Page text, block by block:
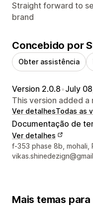
Straight forward to
brand
Concebido por
Obter assistência
Version 2.0.8•July
This version added
Ver detalhesTodas as
Documentação de
Ver detalhes
Detalhes de
f-353 phase 8b, mohali,
Mais temas para